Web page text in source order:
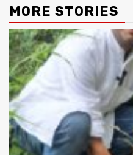
MORE STORIES